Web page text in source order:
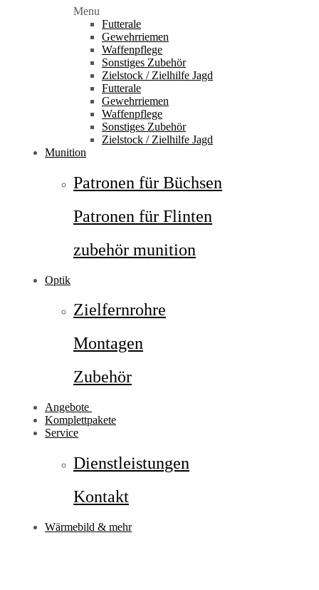
Menu
Futterale
Gewehrriemen
Waffenpflege
Sonstiges Zubehör
Zielstock / Zielhilfe Jagd
Futterale
Gewehrriemen
Waffenpflege
Sonstiges Zubehör
Zielstock / Zielhilfe Jagd
Munition
Patronen für Büchsen
Patronen für Flinten
zubehör munition
Optik
Zielfernrohre
Montagen
Zubehör
Angebote
Komplettpakete
Service
Dienstleistungen
Kontakt
Wärmebild & mehr